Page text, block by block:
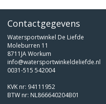
Contactgegevens
Watersportwinkel De Liefde
Moleburren 11
8711JA Workum
info@watersportwinkeldeliefde.nl
0031-515 542004
KVK nr: 94111952
BTW nr: NL866640204B01